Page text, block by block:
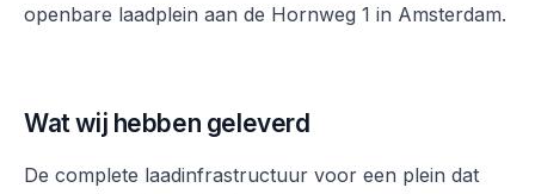
openbare laadplein aan de Hornweg 1 in Amsterdam.
Wat wij hebben geleverd
De complete laadinfrastructuur voor een plein dat